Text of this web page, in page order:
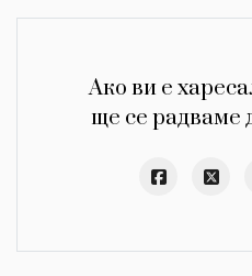
Ако ви е
ще се радваме